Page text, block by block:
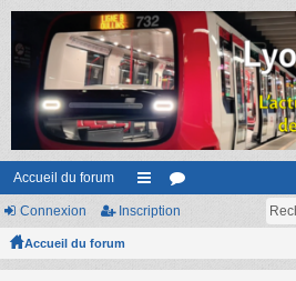
Accueil du forum
ac or
Connexion Inscription
Accueil du forum